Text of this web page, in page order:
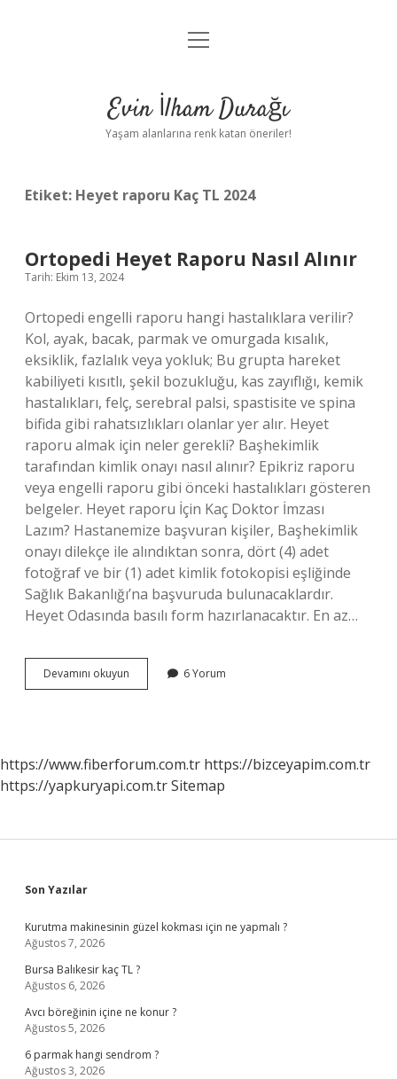
Anasayfa
Yasal Uyarı
menüyü
Evin İlham Durağı
Yaşam alanlarına renk katan öneriler!
Etiket: Heyet raporu Kaç TL 2024
Ortopedi Heyet Raporu Nasıl Alınır
Tarih: Ekim 13, 2024
Ortopedi engelli raporu hangi hastalıklara verilir?
Kol, ayak, bacak, parmak ve omurgada kısalık,
eksiklik, fazlalık veya yokluk; Bu grupta hareket
kabiliyeti kısıtlı, şekil bozukluğu, kas zayıflığı, kemik
hastalıkları, felç, serebral palsi, spastisite ve spina
bifida gibi rahatsızlıkları olanlar yer alır. Heyet
raporu almak için neler gerekli? Başhekimlik
tarafından kimlik onayı nasıl alınır? Epikriz raporu
veya engelli raporu gibi önceki hastalıkları gösteren
belgeler. Heyet raporu İçin Kaç Doktor İmzası
Lazım? Hastanemize başvuran kişiler, Başhekimlik
onayı dilekçe ile alındıktan sonra, dört (4) adet
fotoğraf ve bir (1) adet kimlik fotokopisi eşliğinde
Sağlık Bakanlığı’na başvuruda bulunacaklardır.
Heyet Odasında basılı form hazırlanacaktır. En az…
Devamını okuyun Ortopedi
Heyet
6 Yorum
https://www.fiberforum.com.tr https://bizceyapim.com.tr
https://yapkuryapi.com.trSitemap
Sidebar
Son Yazılar
Kurutma makinesinin güzel kokması için ne yapmalı ?
Ağustos 7, 2026
Bursa Balıkesir kaç TL ?
Ağustos 6, 2026
Avcı böreğinin içine ne konur ?
Ağustos 5, 2026
6 parmak hangi sendrom ?
Ağustos 3, 2026